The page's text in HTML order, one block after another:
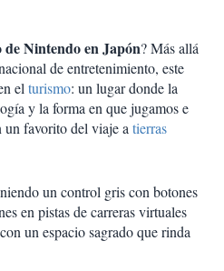
de Nintendo en Japón? Más allá
de entretenimiento, este
elturismo: un lugar donde la
y la forma en que jugamos e
un favorito del viaje atierras
un control gris con botones
en pistas de carreras virtuales
un espacio sagrado que rinda